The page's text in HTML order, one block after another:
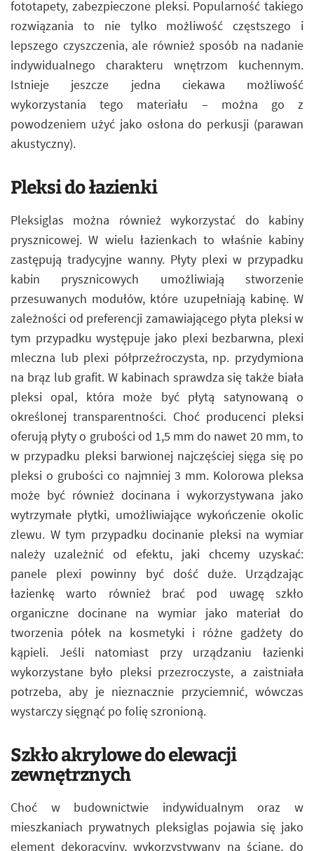
fototapety, zabezpieczone pleksi. Popularność takiego
rozwiązania to nie tylko możliwość częstszego i
lepszego czyszczenia, ale również sposób na nadanie
indywidualnego charakteru wnętrzom kuchennym.
Istnieje jeszcze jedna ciekawa możliwość
wykorzystania tego materiału – można go z
powodzeniem użyć jako osłona do perkusji (parawan
akustyczny).
Pleksi do łazienki
Pleksiglas można również wykorzystać do kabiny
prysznicowej. W wielu łazienkach to właśnie kabiny
zastępują tradycyjne wanny. Płyty plexi w przypadku
kabin prysznicowych umożliwiają stworzenie
przesuwanych modułów, które uzupełniają kabinę. W
zależności od preferencji zamawiającego płyta pleksi w
tym przypadku występuje jako plexi bezbarwna, plexi
mleczna lub plexi półprzeźroczysta, np. przydymiona
na brąz lub grafit. W kabinach sprawdza się także biała
pleksi opal, która może być płytą satynowaną o
określonej transparentności. Choć producenci pleksi
oferują płyty o grubości od 1,5 mm do nawet 20 mm, to
w przypadku pleksi barwionej najczęściej sięga się po
pleksi o grubości co najmniej 3 mm. Kolorowa pleksa
może być również docinana i wykorzystywana jako
wytrzymałe płytki, umożliwiające wykończenie okolic
zlewu. W tym przypadku docinanie pleksi na wymiar
należy uzależnić od efektu, jaki chcemy uzyskać:
panele plexi powinny być dość duże. Urządzając
łazienkę warto również brać pod uwagę szkło
organiczne docinane na wymiar jako materiał do
tworzenia półek na kosmetyki i różne gadżety do
kąpieli. Jeśli natomiast przy urządzaniu łazienki
wykorzystane było pleksi przezroczyste, a zaistniała
potrzeba, aby je nieznacznie przyciemnić, wówczas
wystarczy sięgnąć po folię szronioną.
Szkło akrylowe do elewacji
zewnętrznych
Choć w budownictwie indywidualnym oraz w
mieszkaniach prywatnych pleksiglas pojawia się jako
element dekoracyjny, wykorzystywany na ścianę, do